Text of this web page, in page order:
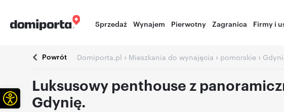
Sprzedaż Wynajem Pierwotny Zagranica Firmy i
Powrót Domiporta.pl › Mieszkania do wynajęcia › pomorskie ›
Luksusowy penthouse z
Gdynię.
Otwórz pasek narzędzi